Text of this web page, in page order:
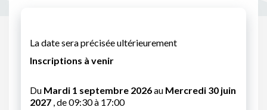
La date sera précisée ultérieurement
Inscriptions à venir
Du Mardi 1 septembre 2026au Mercredi 30 juin
2027 , de 09:30 à 17:00